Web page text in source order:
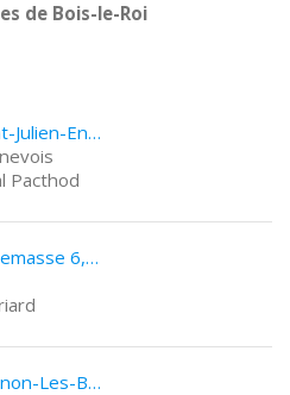
de Bois-le-Roi
Banque Laydernier Saint-Julien-En-Genevois 1, Rue Du Général Pacthod
Pacthod
Banque Laydernier Annemasse 6, Rue Marc Courriard
Banque Laydernier Thonon-Les-Bains 8, Rue des Allobroges